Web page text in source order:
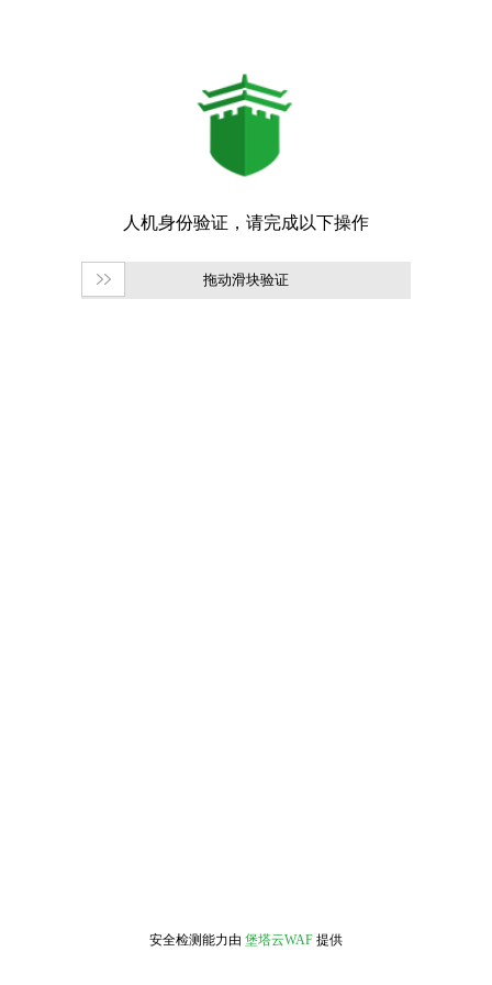
拖动滑块验证
安全检测能力由 堡塔云WAF 提供